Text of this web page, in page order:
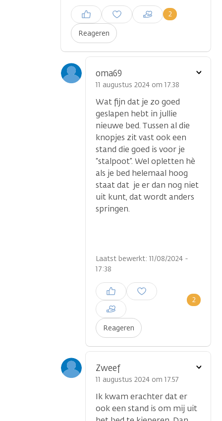
Reageren
2
Inloggen om een reactie te
plaatsen
oma69
11 augustus 2024 om 17.38
Wat fijn dat je zo goed
geslapen hebt in jullie
nieuwe bed. Tussen al die
knopjes zit vast ook een
stand die goed is voor je
“stalpoot”. Wel opletten hè
als je bed helemaal hoog
staat dat je er dan nog niet
uit kunt, dat wordt anders
springen.
Laatst bewerkt: 11/08/2024 -
17:38
Reageren
2
Inloggen om een reactie te
plaatsen
Toon
Zweef
11 augustus 2024 om 17.57
Ik kwam erachter dat er
ook een stand is om mij uit
Toon